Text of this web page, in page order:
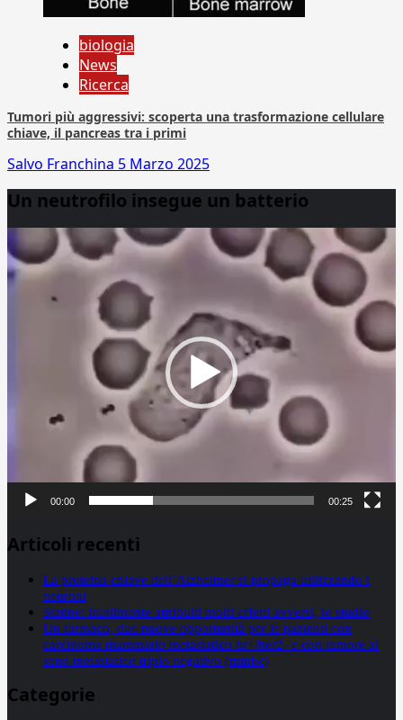
biologia
News
Ricerca
Tumori più aggressivi: scoperta una trasformazione cellulare
chiave, il pancreas tra i primi
Salvo Franchina 5 Marzo 2025
Un neutrofilo insegue un batterio
Player
00:00 00:25
Articoli recenti
La proteina chiave dell’Alzheimer si propaga utilizzando i
neuroni
Statine: inutilmente attribuiti molti effetti avversi, lo studio
Un farmaco, due nuove opportunità per le pazienti con
carcinoma mammario metastatico hr+/her2- e con tumore al
seno metastatico triplo negativo (mtnbc)
Categorie